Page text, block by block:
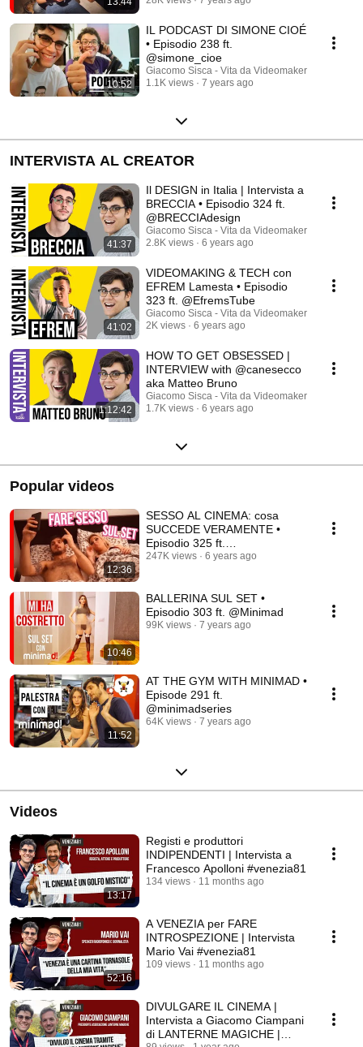
10:52
IL PODCAST DI SIMONE CIOÉ
• Episodio 238 ft.
@simone_cioe
Giacomo Sisca - Vita da Videomaker
1.1K views
7 years ago
INTERVISTA AL CREATOR
41:37
Il DESIGN in Italia | Intervista a
BRECCIA • Episodio 324 ft.
@BRECCIAdesign
Giacomo Sisca - Vita da Videomaker
2.8K views
6 years ago
41:02
VIDEOMAKING & TECH con
EFREM Lamesta • Episodio
323 ft. @EfremsTube
Giacomo Sisca - Vita da Videomaker
2K views
6 years ago
1:12:42
HOW TO GET OBSESSED |
INTERVIEW with @canesecco
aka Matteo Bruno
Giacomo Sisca - Vita da Videomaker
1.7K views
6 years ago
Popular videos
12:36
SESSO AL CINEMA: cosa
SUCCEDE VERAMENTE •
Episodio 325 ft.
@minimadseries
247K views 6 years ago
10:46
BALLERINA SUL SET •
Episodio 303 ft. @Minimad
99K views 7 years ago
11:52
AT THE GYM WITH MINIMAD •
Episode 291 ft.
@minimadseries
64K views 7 years ago
Videos
13:17
Registi e produttori
INDIPENDENTI | Intervista a
Francesco Apolloni #venezia81
134 views 11 months ago
52:16
A VENEZIA per FARE
INTROSPEZIONE | Intervista
Mario Vai #venezia81
109 views 11 months ago
DIVULGARE IL CINEMA |
Intervista a Giacomo Ciampani
di LANTERNE MAGICHE |